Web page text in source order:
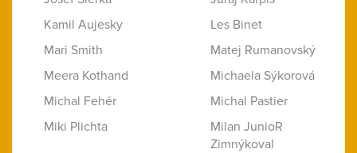
Kamil Aujesky
Les Binet
Mari Smith
Matej Rumanovský
Meera Kothand
Michaela Sýkorová
Michal Fehér
Michal Pastier
Miki Plichta
Milan JunioR
Zimnýkoval